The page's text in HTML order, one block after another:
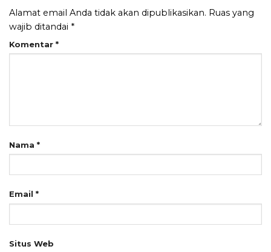
Alamat email Anda tidak akan dipublikasikan. Ruas yang
wajib ditandai *
Komentar *
Nama *
Email *
Situs Web